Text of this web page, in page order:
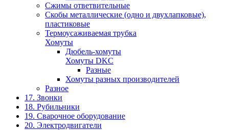
Сжимы ответвительные
Скобы металлические (одно и двухлапковые),
пластиковые
Термоусаживаемая трубка
Хомуты
Дюбель-хомуты
Хомуты DKC
Разные
Хомуты разных производителей
Разное
17. Звонки
18. Рубильники
19. Сварочное оборудование
20. Электродвигатели